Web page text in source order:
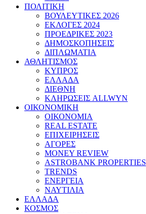
ΠΟΛΙΤΙΚΗ
ΒΟΥΛΕΥΤΙΚΕΣ 2026
ΕΚΛΟΓΕΣ 2024
ΠΡΟΕΔΡΙΚΕΣ 2023
ΔΗΜΟΣΚΟΠΗΣΕΙΣ
ΔΙΠΛΩΜΑΤΙΑ
ΑΘΛΗΤΙΣΜΟΣ
ΚΥΠΡΟΣ
ΕΛΛΑΔΑ
ΔΙΕΘΝΗ
ΚΛΗΡΩΣΕΙΣ ALLWYN
ΟΙΚΟΝΟΜΙΚΗ
ΟΙΚΟΝΟΜΙΑ
REAL ESTATE
ΕΠΙΧΕΙΡΗΣΕΙΣ
ΑΓΟΡΕΣ
MONEY REVIEW
ASTROBANK PROPERTIES
TRENDS
ΕΝΕΡΓΕΙΑ
ΝΑΥΤΙΛΙΑ
ΕΛΛΑΔΑ
ΚΟΣΜΟΣ